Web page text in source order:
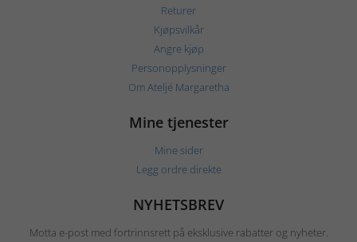
Returer
Kjøpsvilkår
Angre kjøp
Personopplysninger
Om Ateljé Margaretha
Mine tjenester
Mine sider
Legg ordre direkte
NYHETSBREV
Motta e-post med fortrinnsrett på eksklusive rabatter og nyheter.